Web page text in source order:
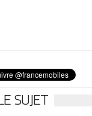
SUJET